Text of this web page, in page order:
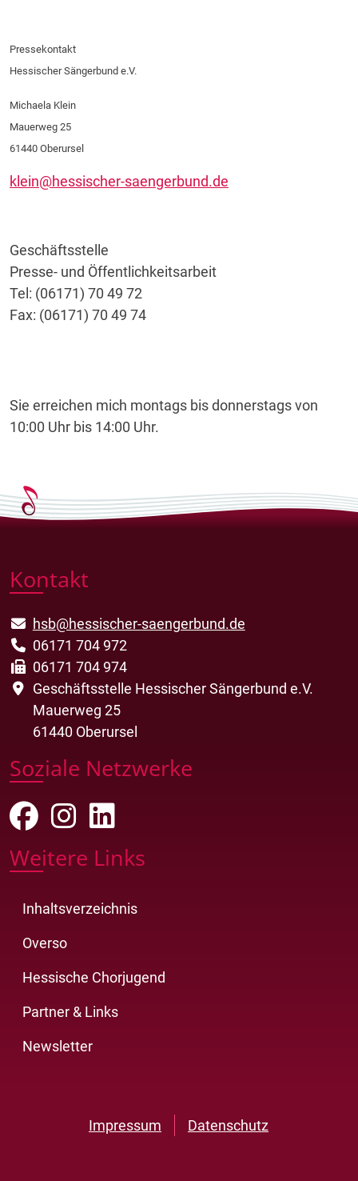
Pressekontakt
Hessischer Sängerbund e.V.
Michaela Klein
Mauerweg 25
61440 Oberursel
klein@hessischer-saengerbund.de
Geschäftsstelle
Presse- und Öffentlichkeitsarbeit
Tel: (06171) 70 49 72
Fax: (06171) 70 49 74
Sie erreichen mich montags bis donnerstags von
10:00 Uhr bis 14:00 Uhr.
Kontakt
hsb@hessischer-saengerbund.de
06171 704 972
06171 704 974
Geschäftsstelle Hessischer Sängerbund e.V.
Mauerweg 25
61440 Oberursel
Soziale Netzwerke
Weitere Links
Inhaltsverzeichnis
Overso
Hessische Chorjugend
Partner & Links
Newsletter
Impressum Datenschutz